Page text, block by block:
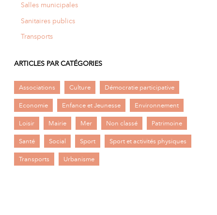
Salles municipales
Sanitaires publics
Transports
ARTICLES PAR CATÉGORIES
Associations Culture Démocratie participative
Economie Enfance et Jeunesse Environnement
Loisir Mairie Mer Non classé Patrimoine
Santé Social Sport Sport et activités physiques
Transports Urbanisme